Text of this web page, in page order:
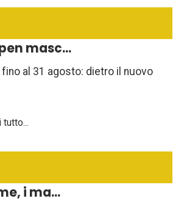
masc...
al 31 agosto: dietro il nuovo
tutto...
i ma...